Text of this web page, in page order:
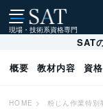
現場・技術系資格専門
SAT
概要
教材内容 資
HOME > 粉じん作業特別